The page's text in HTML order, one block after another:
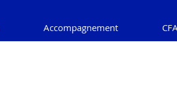
Accompagnement